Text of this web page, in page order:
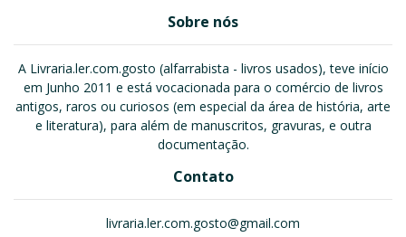
Sobre nós
A Livraria.ler.com.gosto (alfarrabista - livros usados), teve início
em Junho 2011 e está vocacionada para o comércio de livros
antigos, raros ou curiosos (em especial da área de história, arte
e literatura), para além de manuscritos, gravuras, e outra
documentação.
Contato
livraria.ler.com.gosto@gmail.com